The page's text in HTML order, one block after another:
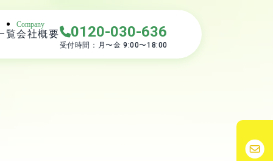
覧
Company
会社概要 0120-030-636
受付時間：月〜金 9:00〜18:00